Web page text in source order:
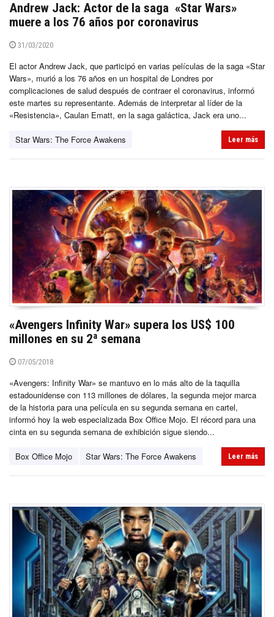
Andrew Jack: Actor de la saga «Star Wars»
muere a los 76 años por coronavirus
31/03/2020
El actor Andrew Jack, que participó en varias películas de la saga «Star
Wars», murió a los 76 años en un hospital de Londres por
complicaciones de salud después de contraer el coronavirus, informó
este martes su representante. Además de interpretar al líder de la
«Resistencia», Caulan Ematt, en la saga galáctica, Jack era uno...
Star Wars: The Force Awakens Leer más
«Avengers Infinity War» supera los US$ 100
millones en su 2ª semana
07/05/2018
«Avengers: Infinity War» se mantuvo en lo más alto de la taquilla
estadounidense con 113 millones de dólares, la segunda mejor marca
de la historia para una película en su segunda semana en cartel,
informó hoy la web especializada Box Office Mojo. El récord para una
cinta en su segunda semana de exhibición sigue siendo...
Box Office Mojo Star Wars: The Force Awakens Leer más